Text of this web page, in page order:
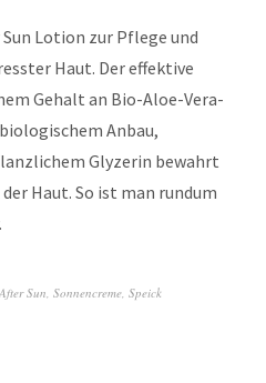
Lotion zur Pflege und
Haut. Der effektive
Gehalt an Bio-Aloe-Vera-
Anbau,
Glyzerin bewahrt
Haut. So ist man rundum
After Sun Sonnencreme Speick